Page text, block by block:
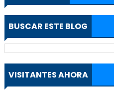
BUSCAR ESTE BLOG
VISITANTES AHORA